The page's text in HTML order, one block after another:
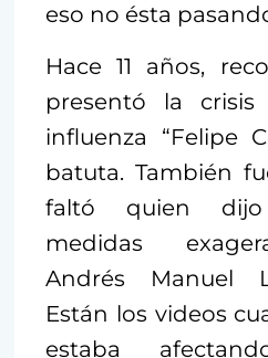
eso no ésta
Hace 11 años,
presentó la
influenza “Felipe
batuta. También
faltó quien
medidas
Andrés Manuel
Están los videos
estaba